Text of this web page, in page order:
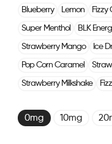
Blueberry Lemon Fizzy
Super Menthol BLK
Strawberry Mango Ice
Pop Corn Caramel
Strawberry Milkshake
0mg 10mg